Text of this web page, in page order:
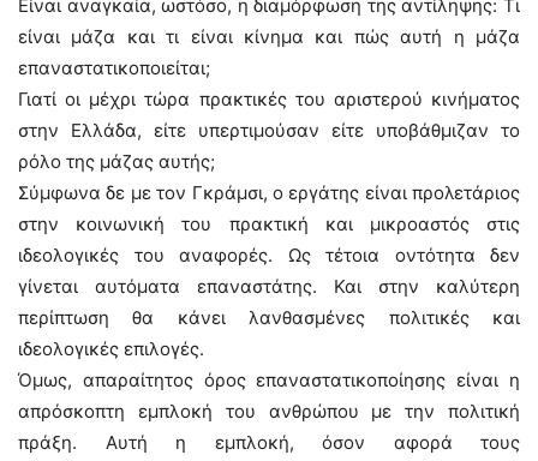
Είναι αναγκαία, ωστόσο, η διαμόρφωση της αντίληψης: Τι
είναι μάζα και τι είναι κίνημα και πώς αυτή η μάζα
επαναστατικοποιείται;
Γιατί οι μέχρι τώρα πρακτικές του αριστερού κινήματος
στην Ελλάδα, είτε υπερτιμούσαν είτε υποβάθμιζαν το
ρόλο της μάζας αυτής;
Σύμφωνα δε με τον Γκράμσι, ο εργάτης είναι προλετάριος
στην κοινωνική του πρακτική και μικροαστός στις
ιδεολογικές του αναφορές. Ως τέτοια οντότητα δεν
γίνεται αυτόματα επαναστάτης. Και στην καλύτερη
περίπτωση θα κάνει λανθασμένες πολιτικές και
ιδεολογικές επιλογές.
Όμως, απαραίτητος όρος επαναστατικοποίησης είναι η
απρόσκοπτη εμπλοκή του ανθρώπου με την πολιτική
πράξη. Αυτή η εμπλοκή, όσον αφορά τους